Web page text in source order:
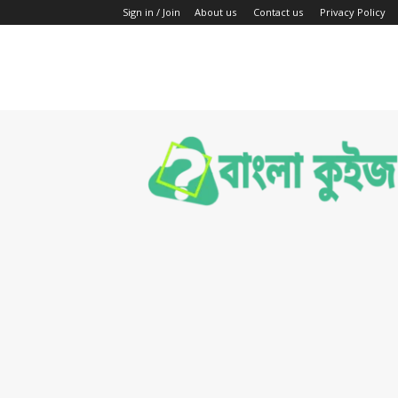
Sign in / Join About us Contact us Privacy Policy
Bengali
Quiz